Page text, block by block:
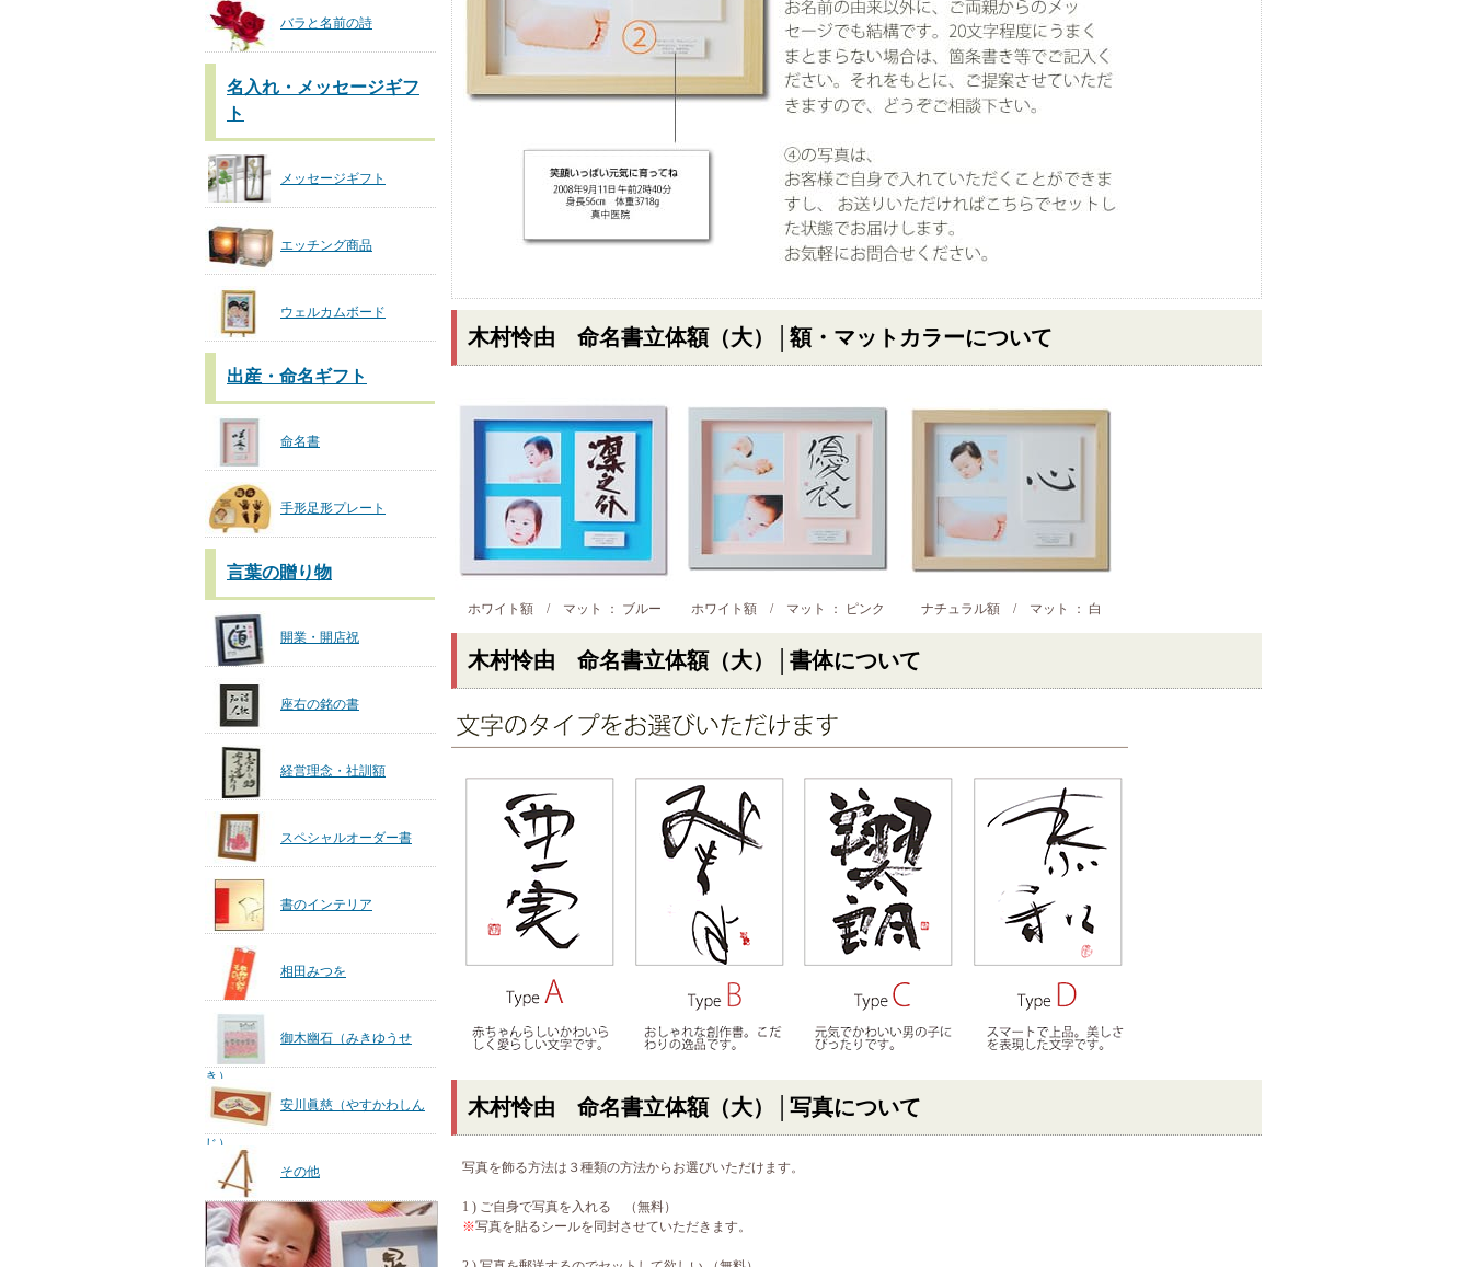
バラと名前の詩
名入れ・メッセージギフ
ト
メッセージギフト
エッチング商品
ウェルカムボード
出産・命名ギフト
命名書
手形足形プレート
言葉の贈り物
開業・開店祝
座右の銘の書
経営理念・社訓額
スペシャルオーダー書
書のインテリア
相田みつを
御木幽石（みきゆうせ
き）
安川眞慈（やすかわしん
じ）
その他
木村怜由 命名書立体額（大）│額・マットカラーについて
ホワイト額 / マット ： ブルー ホワイト額 / マット ： ピンク ナチュラル額 / マット ： 白
木村怜由 命名書立体額（大）│書体について
木村怜由 命名書立体額（大）│写真について
写真を飾る方法は３種類の方法からお選びいただけます。
1 ) ご自身で写真を入れる （無料）
※写真を貼るシールを同封させていただきます。